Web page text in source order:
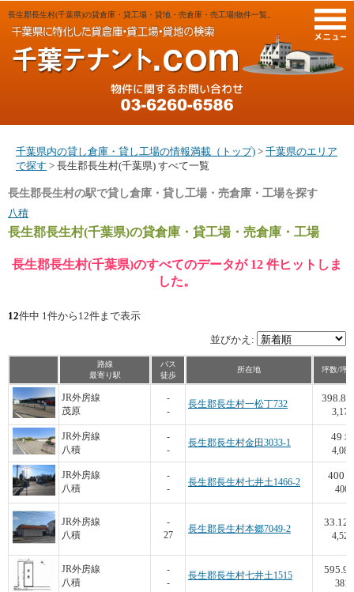
長生郡長生村(千葉県)の貸倉庫・貸工場・貸地・売倉庫・売工場|物件一覧。
千葉県内の貸し倉庫・貸し工場の情報満載（トップ) > 千葉県のエリア
で探す > 長生郡長生村(千葉県) すべて一覧
長生郡長生村の駅で貸し倉庫・貸し工場・売倉庫・工場を探す
八積
長生郡長生村(千葉県)の貸倉庫・貸工場・売倉庫・工場
長生郡長生村(千葉県)のすべてのデータが 12 件ヒットしま
した。
12件中 1件から12件まで表示
並びかえ:
路線
最寄り駅
バス
徒歩
所在地 坪数/坪
JR外房線
茂原
-
-
長生郡長生村一松丁732
398.82
3,172
JR外房線
八積
-
-
長生郡長生村金田3033-1
49 坪
4,082
JR外房線
八積
-
-
長生郡長生村七井土1466-2
400
400
JR外房線
八積
-
27
長生郡長生村本郷7049-2
33.12
4,529
JR外房線
八積
-
-
長生郡長生村七井土1515
595.9
381